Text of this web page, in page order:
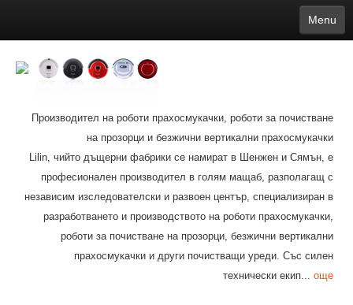
Menu
Deutsch
Português 日本語
Suomi
Hrvatski Română Mongolian bāṅlā Norsk
Türkçe
india Tiếng Việt íslenska Estonia
Bulgarian
Ukrainian Slovenčina
Производител на роботи прахосмукачки, роботи за почистване
на прозорци и безжични вертикални прахосмукачки
Lilin, чийто дъщерни фабрики се намират в Шенжен и Сямън, е
професионален производител в голям мащаб, разполагащ с
независим изследователски и развоен център, специализиран в
разработването и производството на роботи прахосмукачки,
роботи за почистване на прозорци, безжични вертикални
прахосмукачки и други почистващи уреди. Със силен
технически екип... още